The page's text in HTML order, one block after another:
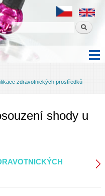
zdravotnických prostředků
shody u